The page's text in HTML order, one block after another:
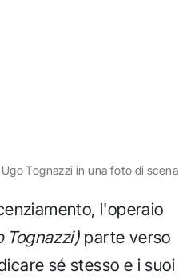
Ugo Tognazzi in una foto di scena
l'operaio
Tognazzi) parte verso
sé stesso e i suoi